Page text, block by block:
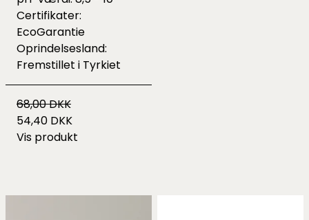
Certifikater:
EcoGarantie
Oprindelsesland:
Fremstillet i Tyrkiet
68,00 DKK
54,40 DKK
Vis produkt